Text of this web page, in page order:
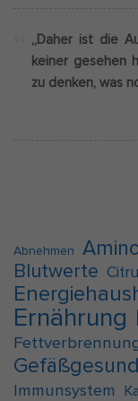
„Daher ist die
keiner gesehen
zu denken, was
Abnehmen
Blutwerte
Ernährung
Immunsystem